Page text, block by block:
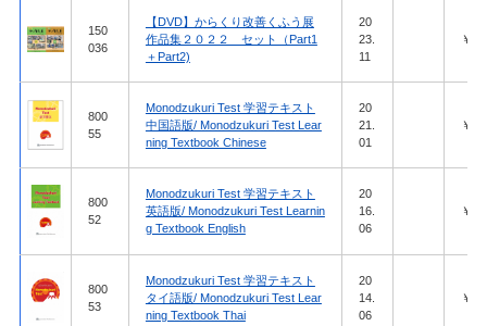
150
036
【DVD】からくり改善くふう展
作品集２０２２ セット（Part1
＋Part2)
20
23.
11
￥
800
55
Monodzukuri Test 学習テキスト
中国語版/ Monodzukuri Test Lear
ning Textbook Chinese
20
21.
01
￥
800
52
Monodzukuri Test 学習テキスト
英語版/ Monodzukuri Test Learnin
g Textbook English
20
16.
06
￥
800
53
Monodzukuri Test 学習テキスト
タイ語版/ Monodzukuri Test Lear
ning Textbook Thai
20
14.
06
￥